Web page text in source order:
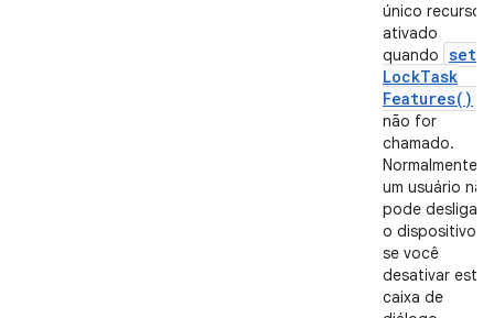
único recurso
ativado
quando set
LockTask
Features( )
não for
chamado.
Normalmente,
um usuário não
pode desligar
o dispositivo
se você
desativar esta
caixa de